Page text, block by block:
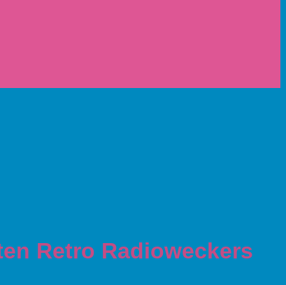
Retro Radioweckers